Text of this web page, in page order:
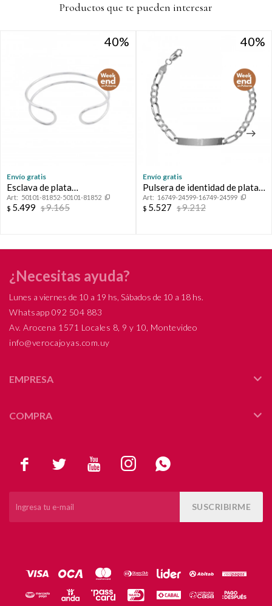
Productos que te pueden interesar
40
40
Envío gratis
Esclava de plata
925,CALADA.
50101-81852-50101-81852
$ 5.499 $9.165
40
40
Envío gratis
Pulsera de identidad de plata
925.16749-24599-16749-24599
$ 5.527 $9.212
    
SUSCRIBIRME
¿Necesitas ayuda?
Lunes a viernes de 10 a 19 hs, Sábados de 10 a 18 hs.
Whatsapp 092 504 883
Av. Arocena 1571 Locales 8, 9 y 10, Montevideo
info@verocajoyas.com.uy
EMPRESA
COMPRA